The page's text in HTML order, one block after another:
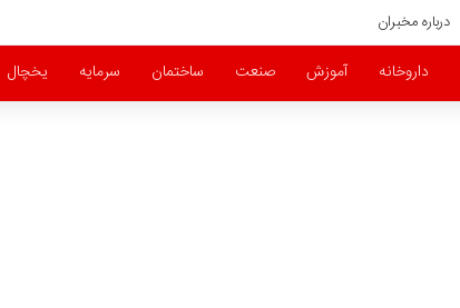
درباره مخبران
داروخانه آموزش صنعت ساختمان سرمایه یخچال